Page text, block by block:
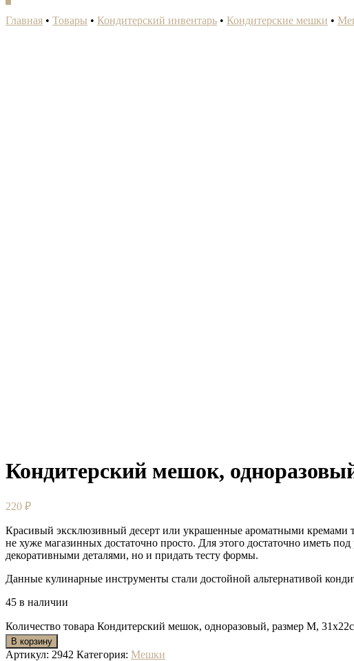
Главная • Товары • Кондитерский инвентарь • Кондитерские мешки •
Кондитерский мешок,
220 ₽
Красивый эксклюзивный десерт или украшенные ароматными кремами
не хуже магазинных достаточно просто. Для этого достаточно иметь
декоративными деталями, но и придать тесту формы.
Данные кулинарные инструменты стали достойной альтернативой
45 в наличии
Количество товара Кондитерский мешок, одноразовый, размер М,
В корзину
Артикул: 2942 Категория: Мешки